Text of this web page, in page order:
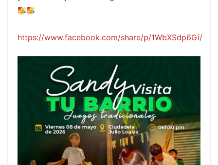
https://www.facebook.com/share/p/1WbXSdp6Gi/